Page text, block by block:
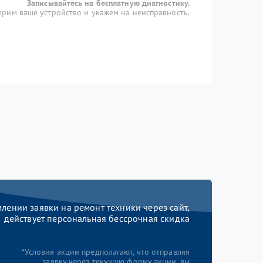
Записывайтесь на бесплатную диагностику.
ваше устройство и укажем на неисправность.
заявки на ремонт техники через сайт,
действует персональная бессрочная скидка
*Условия акции предполагают, что отправляя